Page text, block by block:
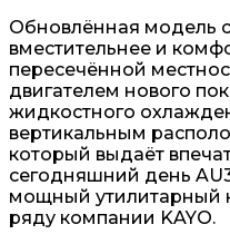
Обновлённая модель
вместительнее и
пересечённой
двигателем нового
жидкостного
вертикальным
который выдаёт
сегодняшний день
мощный утилитарный
ряду компании KAYO.